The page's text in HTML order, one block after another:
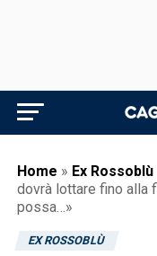
Home » Ex Rossoblù
dovrà lottare fino alla
possa…»
EX ROSSOBLÙ